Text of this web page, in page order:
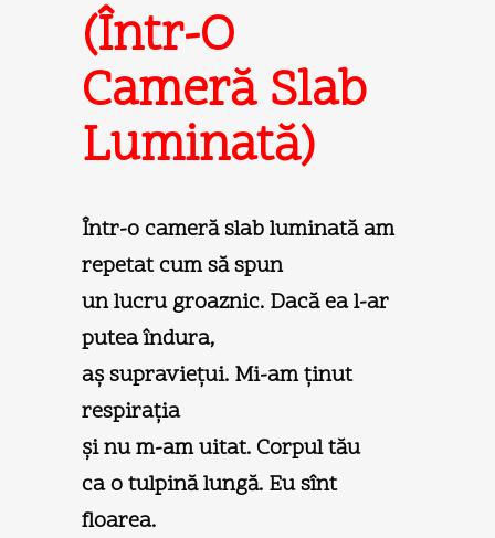
(Într-O
Cameră Slab
Luminată)
Într-o cameră slab luminată am
repetat cum să spun
un lucru groaznic. Dacă ea l-ar
putea îndura,
aş supravieţui. Mi-am ţinut
respiraţia
şi nu m-am uitat. Corpul tău
ca o tulpină lungă. Eu sînt
floarea.